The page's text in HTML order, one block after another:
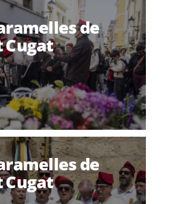
de
Cugat
de
Cugat